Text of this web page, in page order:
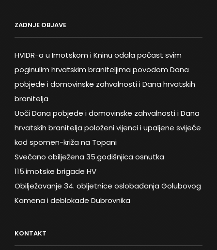
ZADNJE OBJAVE
HVIDR-a u Imotskom i Kninu odala počast svim
poginulim hrvatskim braniteljima povodom Dana
pobjede i domovinske zahvalnosti i Dana hrvatskih
branitelja
Uoči Dana pobjede i domovinske zahvalnosti i Dana
hrvatskih branitelja položeni vijenci i upaljene svijeće
kod spomen-križa na Topani
Svečano obilježena 35.godišnjica osnutka
115.imotske brigade HV
Obilježavanje 34. obljetnice oslobađanja Golubovog
Kamena i deblokade Dubrovnika
KONTAKT